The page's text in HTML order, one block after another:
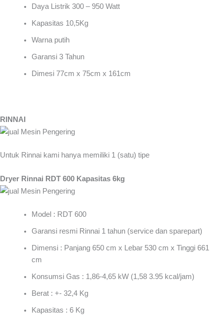
Daya Listrik 300 – 950 Watt
Kapasitas 10,5Kg
Warna putih
Garansi 3 Tahun
Dimesi 77cm x 75cm x 161cm
RINNAI
Untuk Rinnai kami hanya memiliki 1 (satu) tipe
Dryer Rinnai RDT 600 Kapasitas 6kg
Model : RDT 600
Garansi resmi Rinnai 1 tahun (service dan sparepart)
Dimensi : Panjang 650 cm x Lebar 530 cm x Tinggi 661
cm
Konsumsi Gas : 1,86-4,65 kW (1,58 3.95 kcal/jam)
Berat : +- 32,4 Kg
Kapasitas : 6 Kg